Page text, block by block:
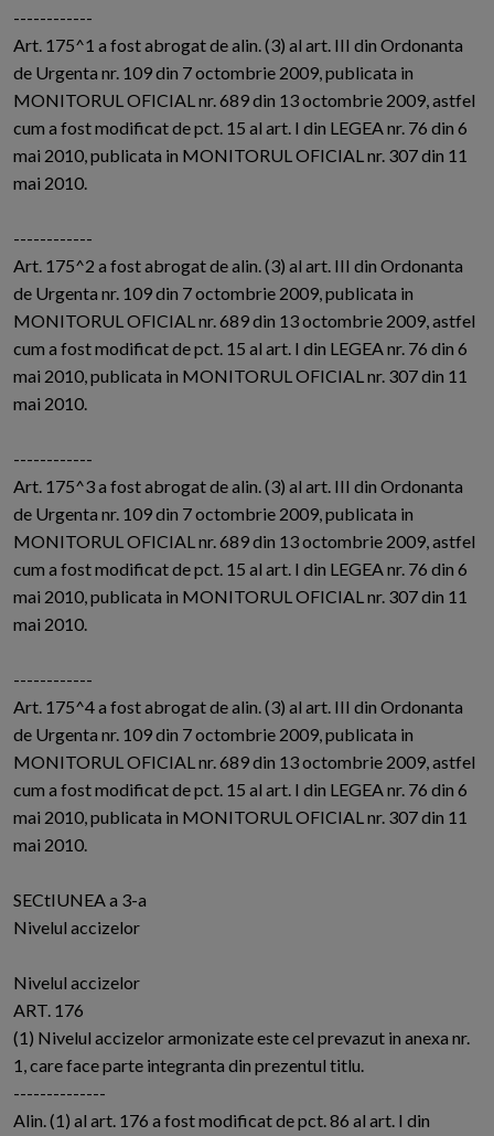
------------
Art. 175^1 a fost abrogat de alin. (3) al art. III din Ordonanta
de Urgenta nr. 109 din 7 octombrie 2009, publicata in
MONITORUL OFICIAL nr. 689 din 13 octombrie 2009, astfel
cum a fost modificat de pct. 15 al art. I din LEGEA nr. 76 din 6
mai 2010, publicata in MONITORUL OFICIAL nr. 307 din 11
mai 2010.
------------
Art. 175^2 a fost abrogat de alin. (3) al art. III din Ordonanta
de Urgenta nr. 109 din 7 octombrie 2009, publicata in
MONITORUL OFICIAL nr. 689 din 13 octombrie 2009, astfel
cum a fost modificat de pct. 15 al art. I din LEGEA nr. 76 din 6
mai 2010, publicata in MONITORUL OFICIAL nr. 307 din 11
mai 2010.
------------
Art. 175^3 a fost abrogat de alin. (3) al art. III din Ordonanta
de Urgenta nr. 109 din 7 octombrie 2009, publicata in
MONITORUL OFICIAL nr. 689 din 13 octombrie 2009, astfel
cum a fost modificat de pct. 15 al art. I din LEGEA nr. 76 din 6
mai 2010, publicata in MONITORUL OFICIAL nr. 307 din 11
mai 2010.
------------
Art. 175^4 a fost abrogat de alin. (3) al art. III din Ordonanta
de Urgenta nr. 109 din 7 octombrie 2009, publicata in
MONITORUL OFICIAL nr. 689 din 13 octombrie 2009, astfel
cum a fost modificat de pct. 15 al art. I din LEGEA nr. 76 din 6
mai 2010, publicata in MONITORUL OFICIAL nr. 307 din 11
mai 2010.
SECtIUNEA a 3-a
Nivelul accizelor
Nivelul accizelor
ART. 176
(1) Nivelul accizelor armonizate este cel prevazut in anexa nr.
1, care face parte integranta din prezentul titlu.
--------------
Alin. (1) al art. 176 a fost modificat de pct. 86 al art. I din